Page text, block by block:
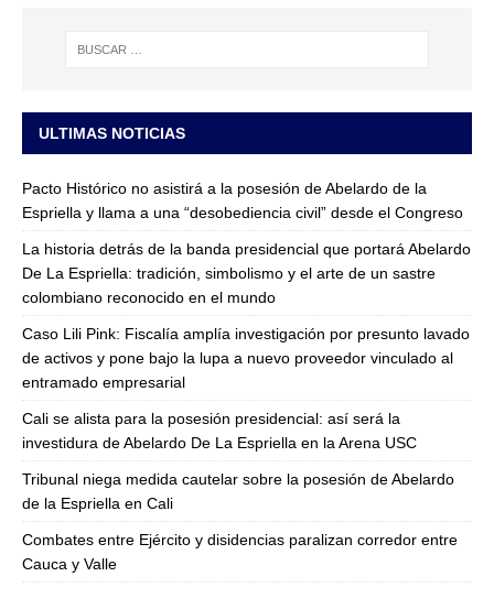
ULTIMAS NOTICIAS
Pacto Histórico no asistirá a la posesión de Abelardo de la
Espriella y llama a una “desobediencia civil” desde el Congreso
La historia detrás de la banda presidencial que portará Abelardo
De La Espriella: tradición, simbolismo y el arte de un sastre
colombiano reconocido en el mundo
Caso Lili Pink: Fiscalía amplía investigación por presunto lavado
de activos y pone bajo la lupa a nuevo proveedor vinculado al
entramado empresarial
Cali se alista para la posesión presidencial: así será la
investidura de Abelardo De La Espriella en la Arena USC
Tribunal niega medida cautelar sobre la posesión de Abelardo
de la Espriella en Cali
Combates entre Ejército y disidencias paralizan corredor entre
Cauca y Valle